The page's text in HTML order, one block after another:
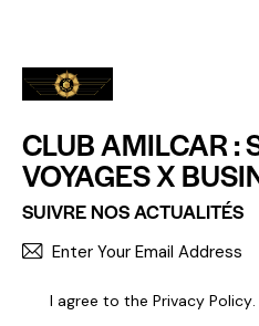
CLUB AMILCAR :
VOYAGES X
SUIVRE NOS ACTUALITÉS
I agree to the Privacy Policy.